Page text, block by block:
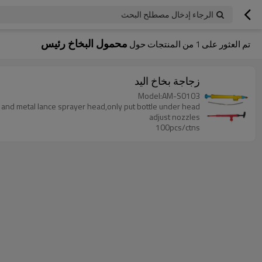
الرجاء إدخال مصطلح البحث
تم العثور على 1 من المنتجات حول محمول البخاخ رئيس
زجاجة بخاخ اليد
Model:AM-S0103
and metal lance sprayer head,only put bottle under head,
adjust nozzles
100pcs/ctns